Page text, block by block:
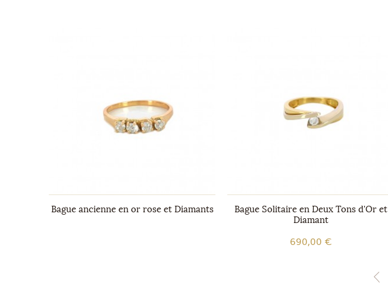
Bague ancienne en or rose et Diamants
Bague Solitaire en Deux Tons d'Or et
Diamant
690,00 €